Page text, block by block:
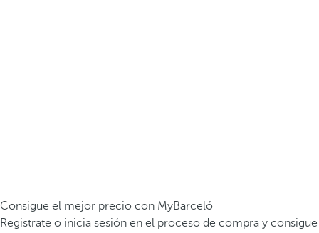
Consigue el mejor precio con MyBarceló
Registrate o inicia sesión en el proceso de compra y consigue